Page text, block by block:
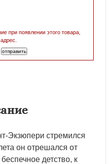
при появлении этого товара,
Экзюпери стремился
он отрешался от
детство, к